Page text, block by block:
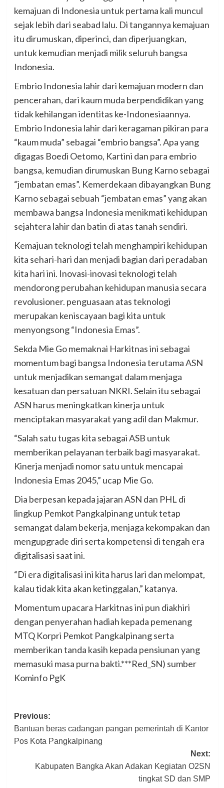
kemajuan di Indonesia untuk pertama kali muncul
sejak lebih dari seabad lalu. Di tangannya kemajuan
itu dirumuskan, diperinci, dan diperjuangkan,
untuk kemudian menjadi milik seluruh bangsa
Indonesia.
Embrio Indonesia lahir dari kemajuan modern dan
pencerahan, dari kaum muda berpendidikan yang
tidak kehilangan identitas ke-Indonesiaannya.
Embrio Indonesia lahir dari keragaman pikiran para
“kaum muda” sebagai “embrio bangsa”. Apa yang
digagas Boedi Oetomo, Kartini dan para embrio
bangsa, kemudian dirumuskan Bung Karno sebagai
“jembatan emas”. Kemerdekaan dibayangkan Bung
Karno sebagai sebuah “jembatan emas” yang akan
membawa bangsa Indonesia menikmati kehidupan
sejahtera lahir dan batin di atas tanah sendiri.
Kemajuan teknologi telah menghampiri kehidupan
kita sehari-hari dan menjadi bagian dari peradaban
kita hari ini. Inovasi-inovasi teknologi telah
mendorong perubahan kehidupan manusia secara
revolusioner. penguasaan atas teknologi
merupakan keniscayaan bagi kita untuk
menyongsong “Indonesia Emas”.
Sekda Mie Go memaknai Harkitnas ini sebagai
momentum bagi bangsa Indonesia terutama ASN
untuk menjadikan semangat dalam menjaga
kesatuan dan persatuan NKRI. Selain itu sebagai
ASN harus meningkatkan kinerja untuk
menciptakan masyarakat yang adil dan Makmur.
“Salah satu tugas kita sebagai ASB untuk
memberikan pelayanan terbaik bagi masyarakat.
Kinerja menjadi nomor satu untuk mencapai
Indonesia Emas 2045,” ucap Mie Go.
Dia berpesan kepada jajaran ASN dan PHL di
lingkup Pemkot Pangkalpinang untuk tetap
semangat dalam bekerja, menjaga kekompakan dan
mengupgrade diri serta kompetensi di tengah era
digitalisasi saat ini.
“Di era digitalisasi ini kita harus lari dan melompat,
kalau tidak kita akan ketinggalan,” katanya.
Momentum upacara Harkitnas ini pun diakhiri
dengan penyerahan hadiah kepada pemenang
MTQ Korpri Pemkot Pangkalpinang serta
memberikan tanda kasih kepada pensiunan yang
memasuki masa purna bakti.***Red_SN) sumber
Kominfo PgK
Post
navigation
Previous:
Bantuan beras cadangan pangan pemerintah di Kantor
Pos Kota Pangkalpinang
Next:
Kabupaten Bangka Akan Adakan Kegiatan O2SN
tingkat SD dan SMP